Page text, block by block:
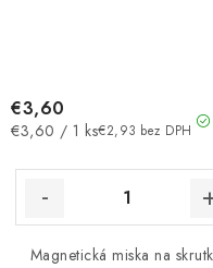
€2,93 bez DPH
€3,60
Jednotková
€3,60 / 1 ks
Magnetická miska na